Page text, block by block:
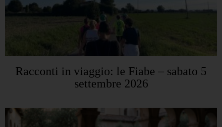
Racconti in viaggio: le Fiabe – sabato 5
settembre 2026